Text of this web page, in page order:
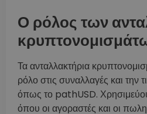
Ο ρόλος των
Τα ανταλλακτήρια
ρόλο στις συναλλαγές και την
όπως το pathUSD.
όπου οι αγοραστές και οι